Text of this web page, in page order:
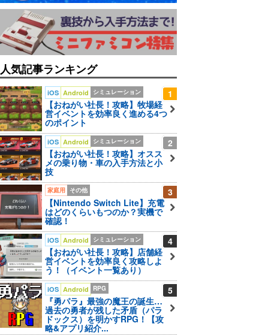
人気記事ランキング
1
iOS Android シミュレーション
【おねがい社長！攻略】牧場経
営イベントを効率良く進める4つ
のポイント
2
iOS Android シミュレーション
【おねがい社長！攻略】オスス
メの乗り物・車の入手方法と小
技
3
家庭用 その他
【Nintendo Switch Lite】充電
はどのくらいもつのか？実機で
確認！
4
iOS Android シミュレーション
【おねがい社長！攻略】店舗経
営イベントを効率良く攻略しよ
う！（イベント一覧あり）
5
iOS Android RPG
『勇パラ』最強の魔王の誕生…
過去の勇者が残した矛盾（パラ
ドックス）を明かすRPG！【攻
略&アプリ紹介...